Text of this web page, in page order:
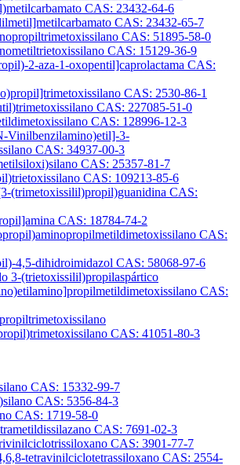
CAS: 23432-64-6
CAS: 23432-65-7
CAS: 51895-58-0
CAS: 15129-36-9
2-aza-1-oxopentil]caprolactama CAS:
CAS: 2530-86-1
CAS: 227085-51-0
CAS: 128996-12-3
Vinilbenzilamino)etil]-3-
CAS: 34937-00-3
CAS: 25357-81-7
CAS: 109213-85-6
(trimetoxissilil)propil)guanidina CAS:
CAS: 18784-74-2
CAS:
4,5-dihidroimidazol CAS: 58068-97-6
3-(trietoxissilil)propilaspártico
CAS:
CAS: 41051-80-3
CAS: 15332-99-7
CAS: 5356-84-3
CAS: 1719-58-0
CAS: 7691-02-3
CAS: 3901-77-7
tetravinilciclotetrassiloxano CAS: 2554-